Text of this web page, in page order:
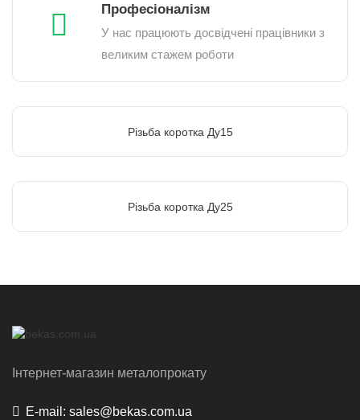
Професіоналізм
У нас працюють досвідчені працівники з
великим стажем роботи
Різьба коротка Ду15
Різьба коротка Ду25
Інтернет-магазин металопрокату
E-mail: sales@bekas.com.ua